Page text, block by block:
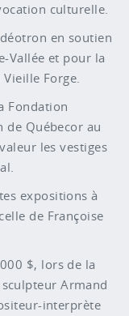
culturelle.
en soutien
Vallée et pour la
Forge.
Fondation
de Québecor au
les vestiges
expositions à
de Françoise
$, lors de la
Armand
interprète